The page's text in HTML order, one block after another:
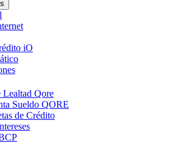
iO
Lealtad Qore
Sueldo QORE
de Crédito